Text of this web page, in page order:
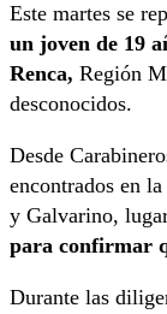
Este martes se
un joven de 19
Renca, Región
desconocidos.
Desde
encontrados en
y Galvarino,
para confirmar
Durante las